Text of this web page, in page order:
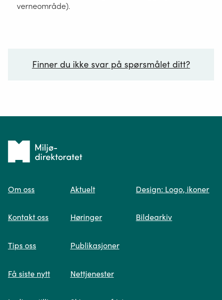
verneområde).
Finner du ikke svar på spørsmålet ditt?
Spør oss
søk og viser deg vår mest relevante
Tilbake
forsiden
Om oss
Kontakt oss
Tips oss
Få siste nytt
Aktuelt
Høringer
Publikasjoner
Nettjenester
Design: Logo, ikoner
Bildearkiv